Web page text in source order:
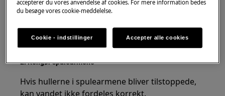
Et rent filter hjælper vandet med at cirkulere
→ Se
2. Rengør spulearmene
Hvis hullerne i spulearmene bliver tilstoppede,
kan vandet ikke fordeles korrekt.
accepterer du vores anvendelse af cookies. For mere information bedes
du besøge vores cookie-meddelelse.
Cookie - indstillinger Accepter alle cookies